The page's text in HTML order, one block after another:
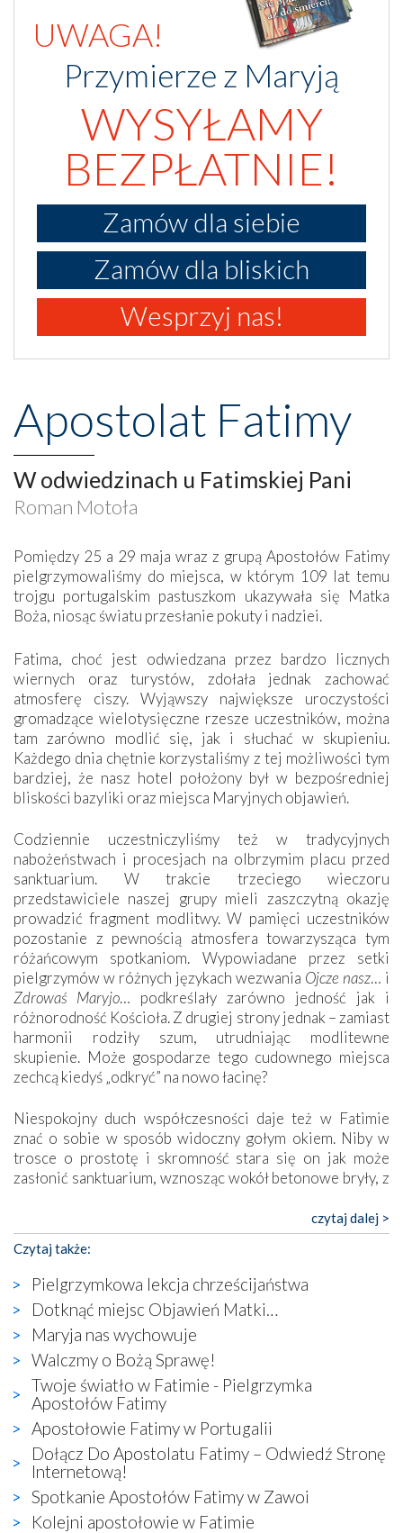
UWAGA!
Przymierze z Maryją
WYSYŁAMY
BEZPŁATNIE!
Zamów dla siebie
Zamów dla bliskich
Wesprzyj nas!
Apostolat Fatimy
W odwiedzinach u Fatimskiej Pani
Roman Motoła
Pomiędzy 25 a 29 maja wraz z grupą Apostołów Fatimy
pielgrzymowaliśmy do miejsca, w którym 109 lat temu
trojgu portugalskim pastuszkom ukazywała się Matka
Boża, niosąc światu przesłanie pokuty i nadziei.
Fatima, choć jest odwiedzana przez bardzo licznych
wiernych oraz turystów, zdołała jednak zachować
atmosferę ciszy. Wyjąwszy największe uroczystości
gromadzące wielotysięczne rzesze uczestników, można
tam zarówno modlić się, jak i słuchać w skupieniu.
Każdego dnia chętnie korzystaliśmy z tej możliwości tym
bardziej, że nasz hotel położony był w bezpośredniej
bliskości bazyliki oraz miejsca Maryjnych objawień.
Codziennie uczestniczyliśmy też w tradycyjnych
nabożeństwach i procesjach na olbrzymim placu przed
sanktuarium. W trakcie trzeciego wieczoru
przedstawiciele naszej grupy mieli zaszczytną okazję
prowadzić fragment modlitwy. W pamięci uczestników
pozostanie z pewnością atmosfera towarzysząca tym
różańcowym spotkaniom. Wypowiadane przez setki
pielgrzymów w różnych językach wezwania Ojcze nasz… i
Zdrowaś Maryjo… podkreślały zarówno jedność jak i
różnorodność Kościoła. Z drugiej strony jednak – zamiast
harmonii rodziły szum, utrudniając modlitewne
skupienie. Może gospodarze tego cudownego miejsca
zechcą kiedyś „odkryć” na nowo łacinę?
Niespokojny duch współczesności daje też w Fatimie
znać o sobie w sposób widoczny gołym okiem. Niby w
trosce o prostotę i skromność stara się on jak może
zasłonić sanktuarium, wznosząc wokół betonowe bryły, z
katolickiego kultu. Tylko co wspólnego z żywą,
autentyczną wiarą mogą mieć płaskie, szare bunkry albo
kaplice, w których Tabernakulum przypomina bardziej
skrzynkę na narzędzia? Albo co powiedzieć o ustawionym
tuż przy nowej bazylice wielkim krzyżu, na którym
zamiast Chrystusa umieszczono dziwaczną postać jakby
wyjętą ze starożytnych hieroglifów? W kulturowym
kontekście naszych czasów to raczej karykatura niż godny
wizerunek Zbawiciela…
Zatem nawet w bezpośrednim otoczeniu sanktuarium
naocznie przekonaliśmy się, że wewnątrz Kościoła toczy
się ogromna walka o kształt katolicyzmu i o serca
wierzących. Do czego to zmaganie może prowadzić,
widzieliśmy w urokliwym, niewielkim mieście Obidos,
gdzie w miejscu dawnego kościoła działa dzisiaj…
księgarnia.
czytaj dalej >
Czytaj także:
Pielgrzymkowa lekcja chrześcijaństwa
Dotknąć miejsc Objawień Matki…
Maryja nas wychowuje
Walczmy o Bożą Sprawę!
Twoje światło w Fatimie - Pielgrzymka
Apostołów Fatimy
Apostołowie Fatimy w Portugalii
Dołącz Do Apostolatu Fatimy – Odwiedź Stronę
Internetową!
Spotkanie Apostołów Fatimy w Zawoi
Kolejni apostołowie w Fatimie